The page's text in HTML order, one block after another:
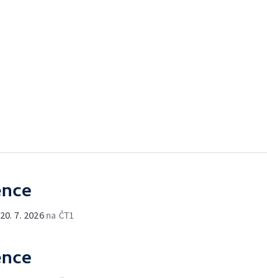
20. 7. 2026na ČT1